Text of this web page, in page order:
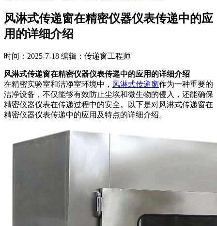
风淋式传递窗在精密仪器仪表传递中的应
用的详细介绍
时间：2025-7-18 编辑：传递窗工程师
风淋式传递窗在精密仪器仪表传递中的应用的详细介绍
在精密实验室和洁净室环境中， 风淋式传递窗作为一种重要的
洁净设备，不仅能够有效防止尘埃和微生物的侵入，还能确保
精密仪器仪表在传递过程中的安全。以下是对风淋式传递窗在
精密仪器仪表传递中的应用及特点的详细介绍。